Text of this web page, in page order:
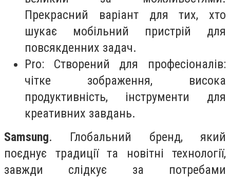
Прекрасний варіант для тих, хто
шукає мобільний пристрій для
повсякденних задач.
Pro: Створений для професіоналів:
чітке зображення, висока
продуктивність, інструменти для
креативних завдань.
Samsung. Глобальний бренд, який
поєднує традиції та новітні технології,
завжди слідкує за потребами